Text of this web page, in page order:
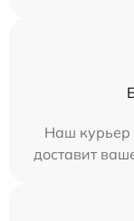
Наш курьер
доставит